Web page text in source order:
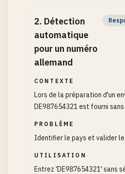
2. Détection
automatique
pour un numéro
allemand
CONTEXTE
Lors de la préparation d'un
DE987654321 est fourni
PROBLÈME
Identifier le pays et valider
UTILISATION
Entrez 'DE987654321' sans